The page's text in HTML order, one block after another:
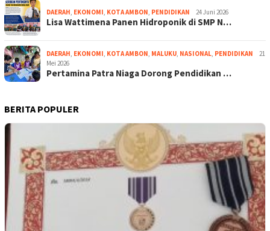
DAERAH, EKONOMI, KOTA AMBON, PENDIDIKAN 24 Juni 2026
Lisa Wattimena Panen Hidroponik di SMP N…
DAERAH, EKONOMI, KOTA AMBON, MALUKU, NASIONAL, PENDIDIKAN
21
Mei 2026
Pertamina Patra Niaga Dorong Pendidikan …
BERITA POPULER